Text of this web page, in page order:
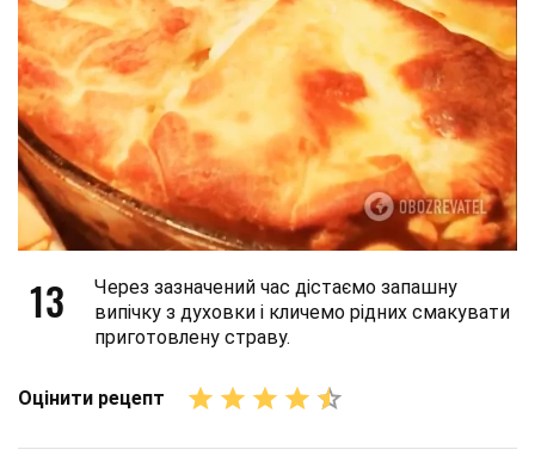
13
Через зазначений час дістаємо запашну
випічку з духовки і кличемо рідних смакувати
приготовлену страву.
Оцінити рецепт